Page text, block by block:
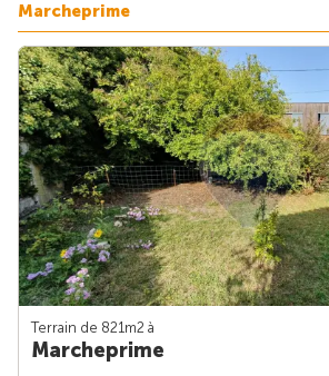
Marcheprime
Terrain de 821m2 à
Marcheprime